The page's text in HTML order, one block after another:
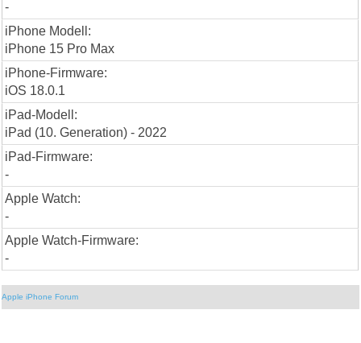
-
iPhone Modell:
iPhone 15 Pro Max
iPhone-Firmware:
iOS 18.0.1
iPad-Modell:
iPad (10. Generation) - 2022
iPad-Firmware:
-
Apple Watch:
-
Apple Watch-Firmware:
-
Apple iPhone Forum